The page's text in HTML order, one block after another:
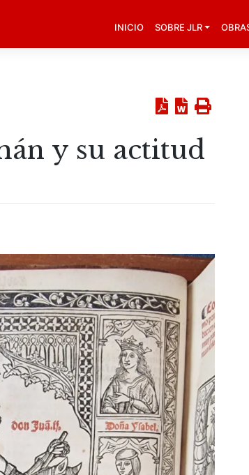
INICIO SOBRE JLR
y su actitud